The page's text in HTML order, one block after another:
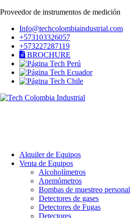
Proveedor de instrumentos de medición
Info@techcolombiaindustrial.com
+573103326057
+573227287119
BROCHURE
Alquiler de Equipos
Venta de Equipos
Alcoholímetros
Anemómetros
Bombas de muestreo personal
Detectores de gases
Detectores de Fugas
Detectores